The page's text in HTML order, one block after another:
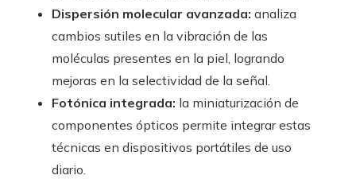
Dispersión molecular avanzada: analiza
cambios sutiles en la vibración de las
moléculas presentes en la piel, logrando
mejoras en la selectividad de la señal.
Fotónica integrada: la miniaturización de
componentes ópticos permite integrar estas
técnicas en dispositivos portátiles de uso
diario.